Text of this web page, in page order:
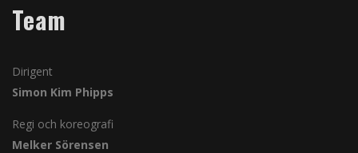
Team
Dirigent
Simon Kim Phipps
Regi och koreografi
Melker Sörensen